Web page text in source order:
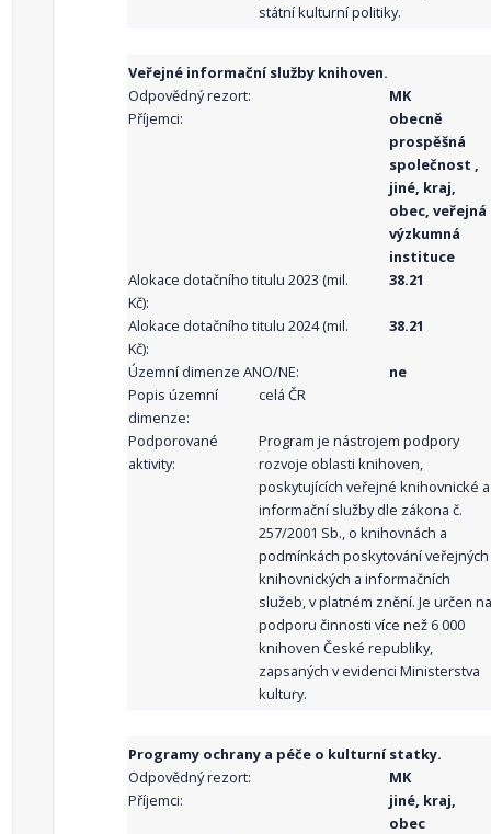
státní kulturní politiky.
Veřejné informační služby knihoven.
Odpovědný rezort:
MK
Příjemci:
obecně
prospěšná
společnost ,
jiné, kraj,
obec, veřejná
výzkumná
instituce
Alokace dotačního titulu 2023 (mil.
Kč):
38.21
Alokace dotačního titulu 2024 (mil.
Kč):
38.21
Územní dimenze ANO/NE:
ne
Popis územní
dimenze:
celá ČR
Podporované
aktivity:
Program je nástrojem podpory
rozvoje oblasti knihoven,
poskytujících veřejné knihovnické a
informační služby dle zákona č.
257/2001 Sb., o knihovnách a
podmínkách poskytování veřejných
knihovnických a informačních
služeb, v platném znění. Je určen na
podporu činnosti více než 6 000
knihoven České republiky,
zapsaných v evidenci Ministerstva
kultury.
Programy ochrany a péče o kulturní statky.
Odpovědný rezort:
MK
Příjemci:
jiné, kraj,
obec